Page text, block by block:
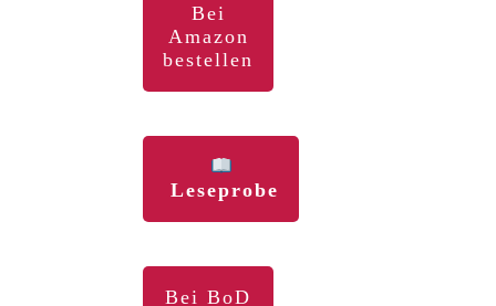
Bei
Amazon
bestellen
Leseprobe
Bei BoD